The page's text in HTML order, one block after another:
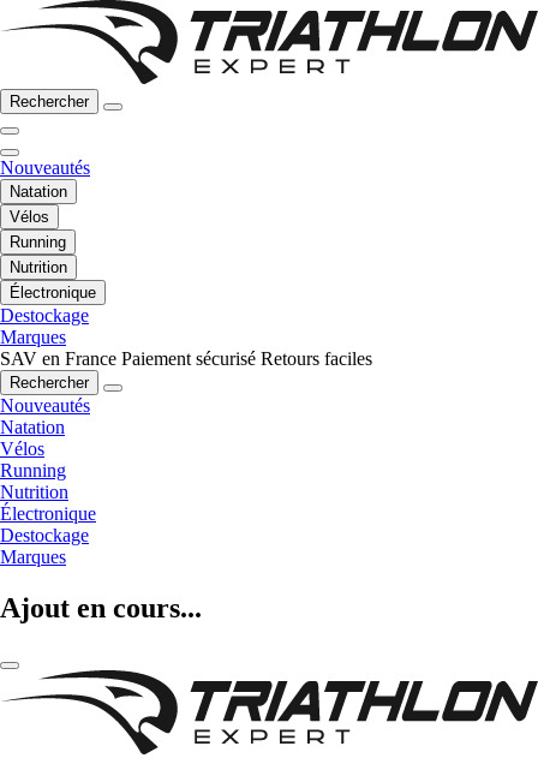
Rechercher
Nouveautés
Natation
Vélos
Running
Nutrition
Électronique
Destockage
Marques
SAV en France Paiement sécurisé Retours faciles
Rechercher
Nouveautés
Natation
Vélos
Running
Nutrition
Électronique
Destockage
Marques
Ajout en cours...